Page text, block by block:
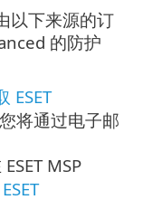
以下来源的订
的防护
ESET
将通过电子邮
MSP